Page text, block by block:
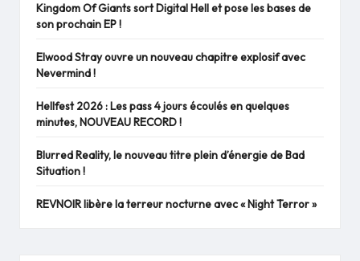
Kingdom Of Giants sort Digital Hell et pose les bases de
son prochain EP !
Elwood Stray ouvre un nouveau chapitre explosif avec
Nevermind !
Hellfest 2026 : Les pass 4 jours écoulés en quelques
minutes, NOUVEAU RECORD !
Blurred Reality, le nouveau titre plein d’énergie de Bad
Situation !
REVNOIR libère la terreur nocturne avec « Night Terror »